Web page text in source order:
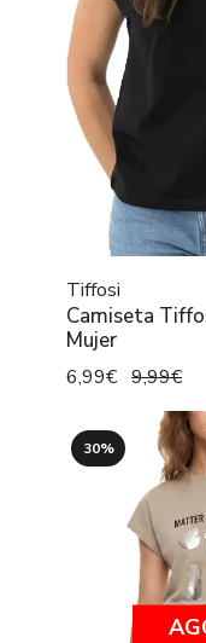
Tiffosi
Camiseta
Mujer
6,99€ 9,99€
30%